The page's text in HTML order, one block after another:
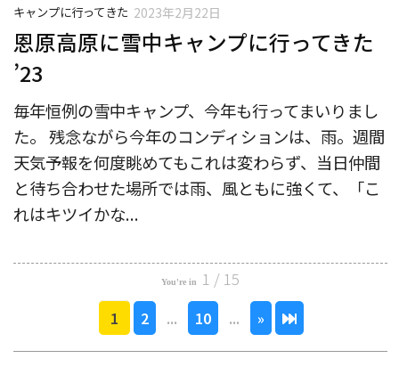
キャンプに行ってきた 2023年2月22日
恩原高原に雪中キャンプに行ってきた
’23
毎年恒例の雪中キャンプ、今年も行ってまいりまし
た。 残念ながら今年のコンディションは、雨。週間
天気予報を何度眺めてもこれは変わらず、当日仲間
と待ち合わせた場所では雨、風ともに強くて、「こ
れはキツイかな...
1 / 15
1 2 ... 10 ... »